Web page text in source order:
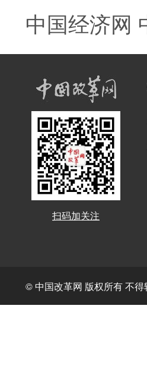
中国经济网
扫码加关注
© 中国改革网 版权所有 不得